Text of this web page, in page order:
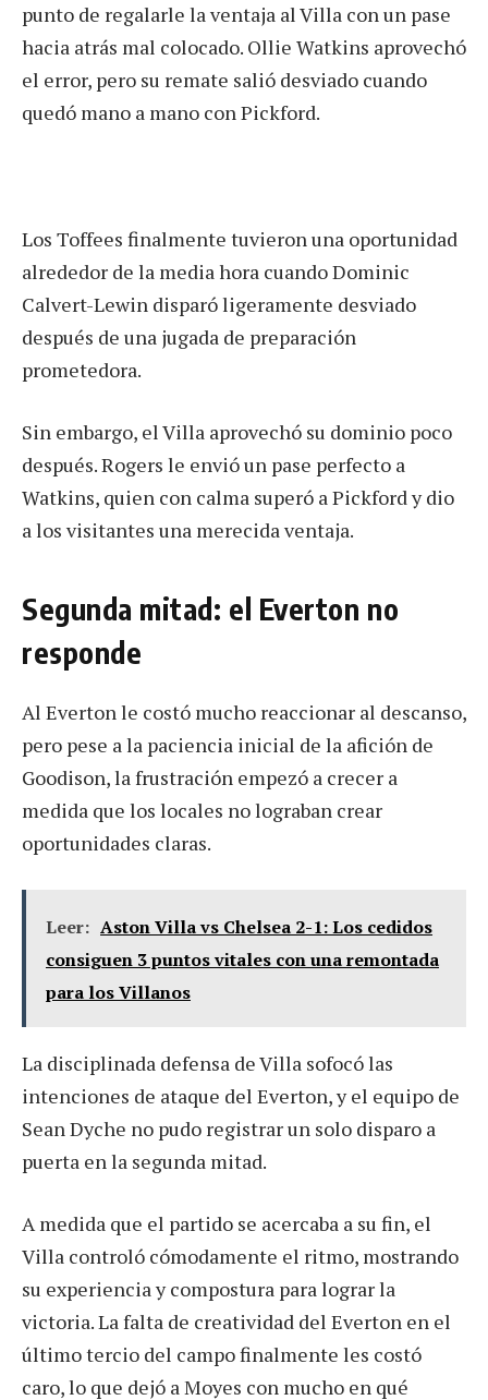
punto de regalarle la ventaja al Villa con un pase
hacia atrás mal colocado. Ollie Watkins aprovechó
el error, pero su remate salió desviado cuando
quedó mano a mano con Pickford.
Los Toffees finalmente tuvieron una oportunidad
alrededor de la media hora cuando Dominic
Calvert-Lewin disparó ligeramente desviado
después de una jugada de preparación
prometedora.
Sin embargo, el Villa aprovechó su dominio poco
después. Rogers le envió un pase perfecto a
Watkins, quien con calma superó a Pickford y dio
a los visitantes una merecida ventaja.
Segunda mitad: el Everton no
responde
Al Everton le costó mucho reaccionar al descanso,
pero pese a la paciencia inicial de la afición de
Goodison, la frustración empezó a crecer a
medida que los locales no lograban crear
oportunidades claras.
Leer: Aston Villa vs Chelsea 2-1: Los cedidos
consiguen 3 puntos vitales con una remontada
para los Villanos
La disciplinada defensa de Villa sofocó las
intenciones de ataque del Everton, y el equipo de
Sean Dyche no pudo registrar un solo disparo a
puerta en la segunda mitad.
A medida que el partido se acercaba a su fin, el
Villa controló cómodamente el ritmo, mostrando
su experiencia y compostura para lograr la
victoria. La falta de creatividad del Everton en el
último tercio del campo finalmente les costó
caro, lo que dejó a Moyes con mucho en qué